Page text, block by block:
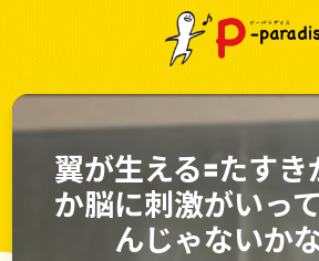
翼が生える🟰たすき
か脳に刺激がいっ
んじゃないか